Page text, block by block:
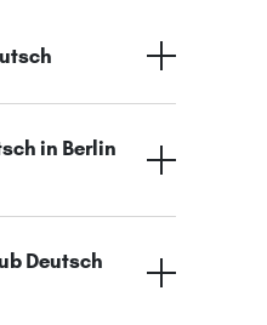
in Berlin
Deutsch